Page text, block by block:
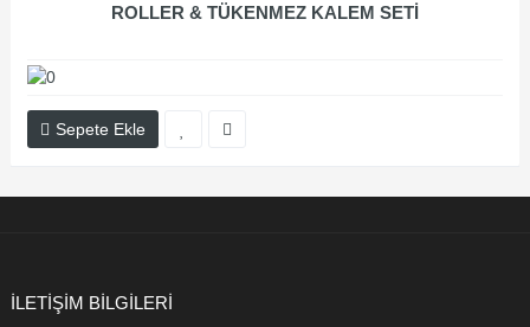
ROLLER & TÜKENMEZ KALEM SETİ
Sepete Ekle
İLETİŞİM BİLGİLERİ